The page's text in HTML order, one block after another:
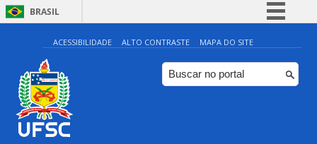
BRASIL
Simplifique!
Comunica BR
Participe
ACESSIBILIDADE ALTO CONTRASTE MAPA DO SITE